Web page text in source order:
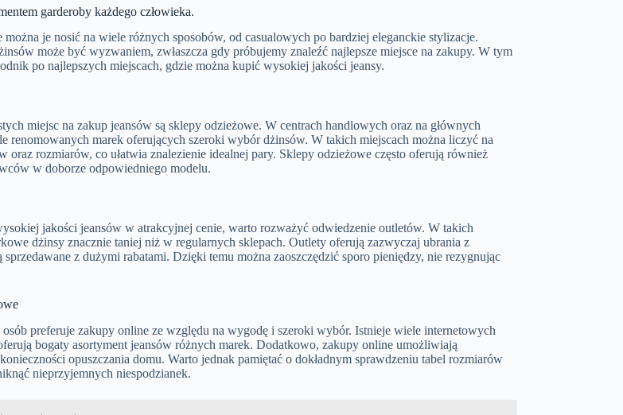
garderoby każdego człowieka.
je nosić na wiele różnych sposobów, od casualowych po bardziej eleganckie stylizacje.
może być wyzwaniem, zwłaszcza gdy próbujemy znaleźć najlepsze miejsce na zakupy. W tym
po najlepszych miejscach, gdzie można kupić wysokiej jakości jeansy.
miejsc na zakup jeansów są sklepy odzieżowe. W centrach handlowych oraz na głównych
renomowanych marek oferujących szeroki wybór dżinsów. W takich miejscach można liczyć na
oraz rozmiarów, co ułatwia znalezienie idealnej pary. Sklepy odzieżowe często oferują również
w doborze odpowiedniego modelu.
jakości jeansów w atrakcyjnej cenie, warto rozważyć odwiedzenie outletów. W takich
dżinsy znacznie taniej niż w regularnych sklepach. Outlety oferują zazwyczaj ubrania z
z dużymi rabatami. Dzięki temu można zaoszczędzić sporo pieniędzy, nie rezygnując
preferuje zakupy online ze względu na wygodę i szeroki wybór. Istnieje wiele internetowych
bogaty asortyment jeansów różnych marek. Dodatkowo, zakupy online umożliwiają
opuszczania domu. Warto jednak pamiętać o dokładnym sprawdzeniu tabel rozmiarów
nieprzyjemnych niespodzianek.